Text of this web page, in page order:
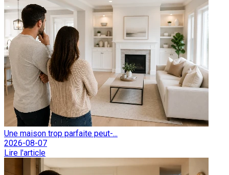
Une maison trop parfaite peut-...
2026-08-07
Lire l'article